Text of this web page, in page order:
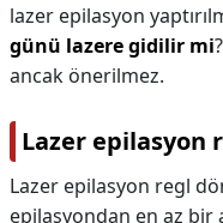
lazer epilasyon
günü lazere gidilir mi
ancak önerilmez.
Lazer epilasyon
Lazer epilasyon regl
epilasyondan en az bir